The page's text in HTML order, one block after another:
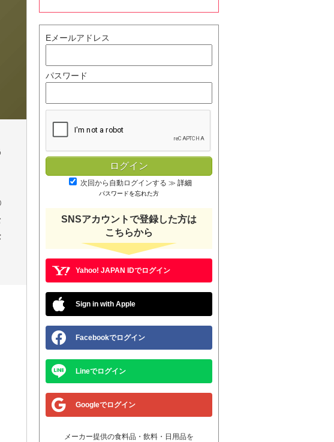
Eメールアドレス
パスワード
次回から自動ログインする ≫ 詳細
パスワードを忘れた方
SNSアカウントで登録した方は
こちらから
Yahoo! JAPAN IDでログイン
Sign in with Apple
Facebookでログイン
Lineでログイン
Googleでログイン
メーカー提供の食料品・飲料・日用品を